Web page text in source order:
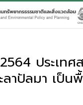
ประเทศ
ะลาปัลมา เป็